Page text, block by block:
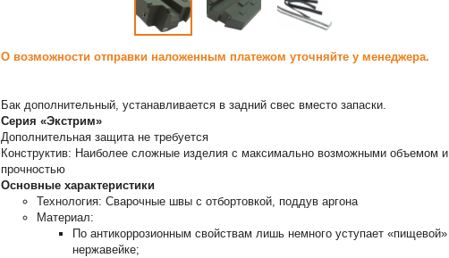
О возможности отправки наложенным платежом уточняйте у менеджера.
Бак дополнительный, устанавливается в задний свес вместо запаски.
Серия «Экстрим»
Дополнительная защита не требуется
Конструктив: Наиболее сложные изделия с максимально возможными объемом и
прочностью
Основные характеристики
Технология: Сварочные швы с отбортовкой, поддув аргона
Материал:
По антикоррозионным свойствам лишь немного уступает «пищевой»
нержавейке;